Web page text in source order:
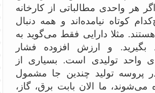
هر واحدی مطالباتی از کارخانه
کوتاه نیامده‌اند و همه دنبال
مثلا دارایی فقط می‌گوید به
بگیرید. و ارزش افزوده فشار
واحد تولیدی است. بسیاری از
پروسه تولید چندین جا مشمول
می‌شوند،‌ ما الان بابت برق، گاز،‌